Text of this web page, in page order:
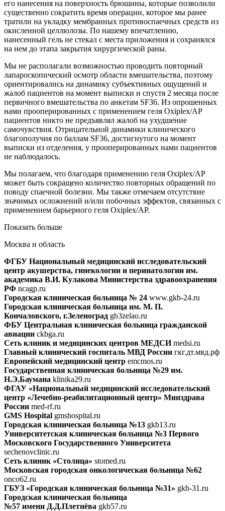
его нанесения на поверхность брюшины, которые позволили
существенно сократить время операции, которое мы ранее
тратили на укладку мембранных противоспаечных средств из
окисленной целлюлозы. По нашему впечатлению,
нанесенный гель не стекал с места приложения и сохранялся
на нем до этапа закрытия хирургической раны.
Мы не располагали возможностью проводить повторный
лапароскопический осмотр области вмешательства, поэтому
ориентировались на динамику субъективных ощущений и
жалоб пациентов на момент выписки и спустя 2 месяца после
первичного вмешательства по анкетам SF36. Из опрошенных
нами прооперированных с применением геля Oxiplex/AP
пациентов никто не предъявлял жалоб на ухудшение
самочувствия. Отрицательной динамики клинического
благополучия по баллам SF36, достигнутого на момент
выписки из отделения, у прооперированных нами пациентов
не наблюдалось.
Мы полагаем, что благодаря применению геля Oxiplex/AP
может быть сокращено количество повторных обращений по
поводу спаечной болезни. Мы также отмечаем отсутствие
значимых осложнений и/или побочных эффектов, связанных с
применением барьерного геля Oxiplex/AP.
Показать больше
Москва и область
ФГБУ Национальный медицинский исследовательский
центр акушерства, гинекологии и перинатологии им.
академика В.И. Кулакова Министерства здравоохранения
РФ ncagp.ru
Городская клиническая больница № 24 www.gkb-24.ru
Городская клиническая больница им. М. П.
Кончаловского, г.Зеленоград gb3zelao.ru
ФБУ Центральная клиническая больница гражданской
авиации ckbga.ru
Сеть клиник и медицинских центров МЕДСИmedsi.ru
Главный клинический госпиталь МВД России гкг.дт.мвд.рф
Европейский медицинский центр emcmos.ru
Государственная клиническая больница №29 им.
Н.Э.Баумана klinika29.ru
ФГАУ «Национальный медицинский исследовательский
центр «Лечебно-реабилитационный центр» Минздрава
России med-rf.ru
GMS Hospital gmshospital.ru
Городская клиническая больница №13 gkb13.ru
Университетская клиническая больница №3 Первого
Московского Государственного Университета
sechenovclinic.ru
Сеть клиник «Столица» stomed.ru
Московская городская онкологическая больница №62
onco62.ru
ГБУЗ «Городская клиническая больница №31» gkb-31.ru
Городская клиническая больница
№57 имени Д.Д.Плетнёва gkb57.ru